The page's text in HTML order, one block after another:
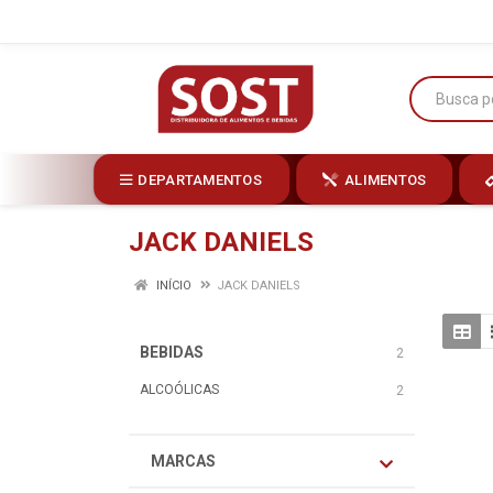
DEPARTAMENTOS ALIMENTOS
JACK DANIELS
INÍCIO JACK DANIELS
BEBIDAS 2
ALCOÓLICAS 2
MARCAS